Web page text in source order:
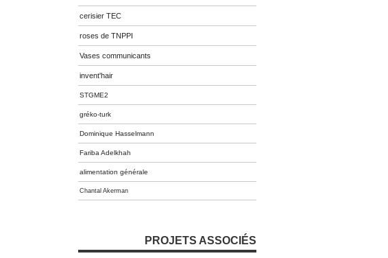
cerisier TEC
roses de TNPPI
Vases communicants
invent'hair
STGME2
gréko-turk
Dominique Hasselmann
Fariba Adelkhah
alimentation générale
Chantal Akerman
PROJETS ASSOCIÉS